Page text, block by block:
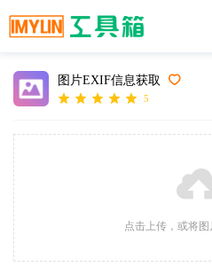
图片EXIF信息获取
5
点击上传，或将